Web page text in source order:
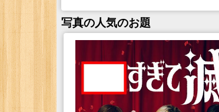
写真の人気のお題